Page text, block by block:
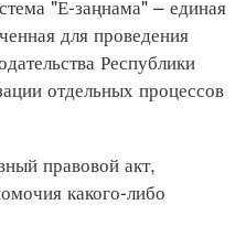
"Е-заңнама" – единая
для проведения
Республики
отдельных процессов
правовой акт,
какого-либо